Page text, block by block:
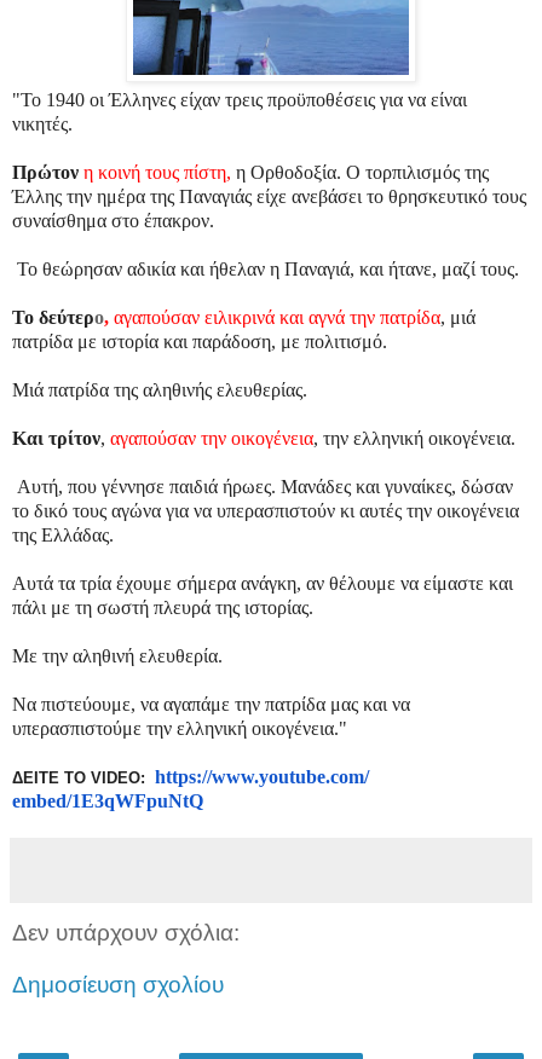
"Το 1940 οι Έλληνες είχαν τρεις προϋποθέσεις για να είναι
νικητές.
Πρώτον η κοινή τους πίστη, η Ορθοδοξία. Ο τορπιλισμός της
Έλλης την ημέρα της Παναγιάς είχε ανεβάσει το θρησκευτικό τους
συναίσθημα στο έπακρον.
Το θεώρησαν αδικία και ήθελαν η Παναγιά, και ήτανε, μαζί τους.
Το δεύτερο, αγαπούσαν ειλικρινά και αγνά την πατρίδα, μιά
πατρίδα με ιστορία και παράδοση, με πολιτισμό.
Μιά πατρίδα της αληθινής ελευθερίας.
Και τρίτον, αγαπούσαν την οικογένεια, την ελληνική οικογένεια.
Αυτή, που γέννησε παιδιά ήρωες. Μανάδες και γυναίκες, δώσαν
το δικό τους αγώνα για να υπερασπιστούν κι αυτές την οικογένεια
της Ελλάδας.
Αυτά τα τρία έχουμε σήμερα ανάγκη, αν θέλουμε να είμαστε και
πάλι με τη σωστή πλευρά της ιστορίας.
Με την αληθινή ελευθερία.
Να πιστεύουμε, να αγαπάμε την πατρίδα μας και να
υπερασπιστούμε την ελληνική οικογένεια."
ΔΕΙΤΕ ΤΟ VIDEO: https://www.youtube.com/
embed/1E3qWFpuNtQ
Δεν υπάρχουν σχόλια:
Δημοσίευση σχολίου